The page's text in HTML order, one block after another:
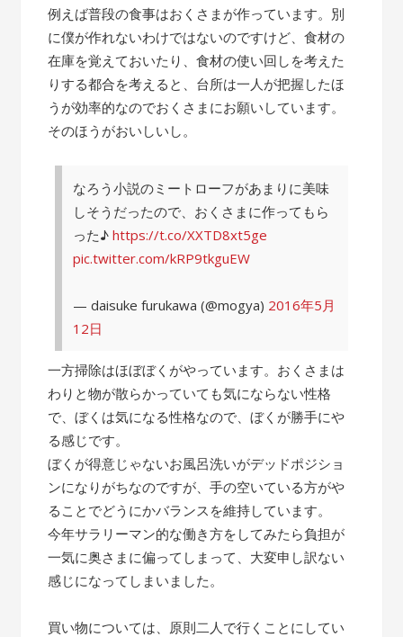
例えば普段の食事はおくさまが作っています。別
に僕が作れないわけではないのですけど、食材の
在庫を覚えておいたり、食材の使い回しを考えた
りする都合を考えると、台所は一人が把握したほ
うが効率的なのでおくさまにお願いしています。
そのほうがおいしいし。
なろう小説のミートローフがあまりに美味
しそうだったので、おくさまに作ってもら
った♪https://t.co/XXTD8xt5ge
pic.twitter.com/kRP9tkguEW
— daisuke furukawa (@mogya) 2016年5月
12日
一方掃除はほぼぼくがやっています。おくさまは
わりと物が散らかっていても気にならない性格
で、ぼくは気になる性格なので、ぼくが勝手にや
る感じです。
ぼくが得意じゃないお風呂洗いがデッドポジショ
ンになりがちなのですが、手の空いている方がや
ることでどうにかバランスを維持しています。
今年サラリーマン的な働き方をしてみたら負担が
一気に奥さまに偏ってしまって、大変申し訳ない
感じになってしまいました。
買い物については、原則二人で行くことにしてい